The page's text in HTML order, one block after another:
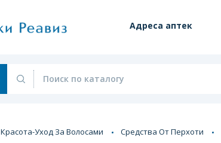
Адреса аптек
Красота-Уход За Волосами Средства От Перхоти